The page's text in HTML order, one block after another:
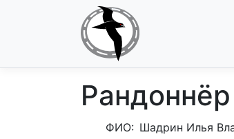
ФИО: Шадрин Илья